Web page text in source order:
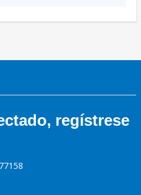
regístrese